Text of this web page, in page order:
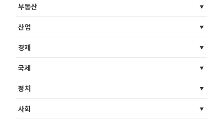
부동산
산업
경제
국제
정치
사회